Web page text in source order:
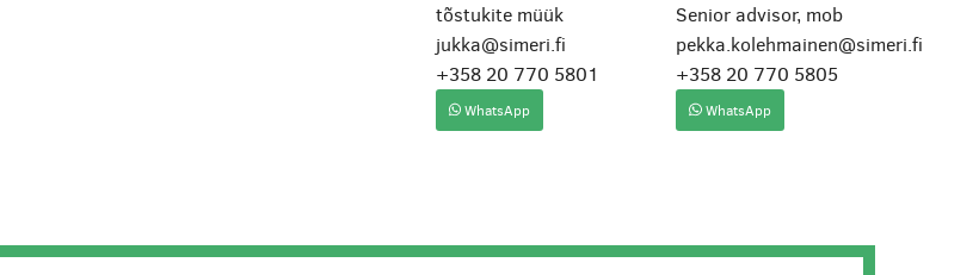
tõstukite müük
jukka@simeri.fi
+358 20 770 5801
WhatsApp
Senior advisor, mob
pekka.kolehmainen@simeri.fi
+358 20 770 5805
WhatsApp